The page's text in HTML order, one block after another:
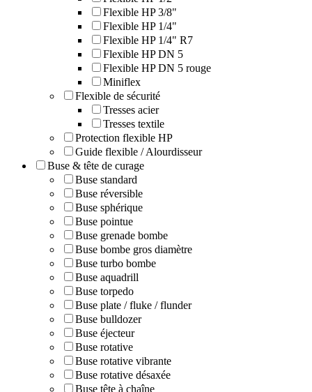
Flexible HP 3/8"
Flexible HP 1/4"
Flexible HP 1/4" R7
Flexible HP DN 5
Flexible HP DN 5 rouge
Miniflex
Flexible de sécurité
Tresses acier
Tresses textile
Protection flexible HP
Guide flexible / Alourdisseur
Buse & tête de curage
Buse standard
Buse réversible
Buse sphérique
Buse pointue
Buse grenade bombe
Buse bombe gros diamètre
Buse turbo bombe
Buse aquadrill
Buse torpedo
Buse plate / fluke / flunder
Buse bulldozer
Buse éjecteur
Buse rotative
Buse rotative vibrante
Buse rotative désaxée
Buse tête à chaîne